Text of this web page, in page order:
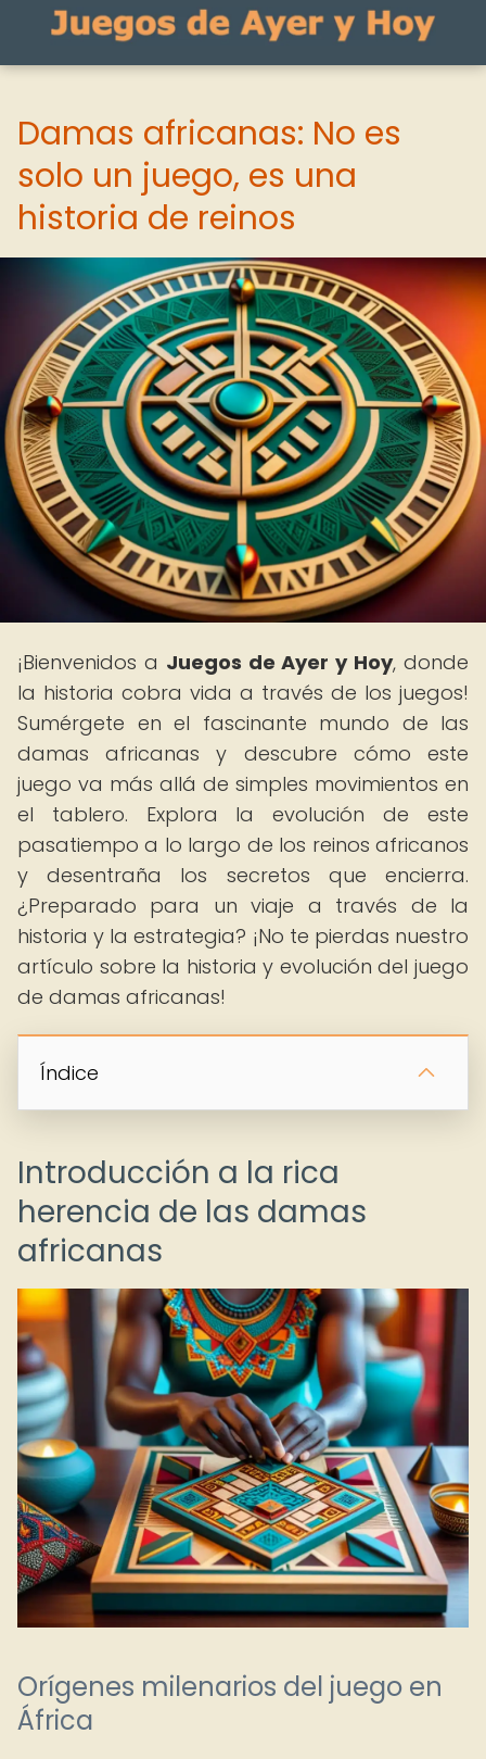
Damas africanas: No es
solo un juego, es una
historia de reinos
¡Bienvenidos a Juegos de Ayer y Hoy, donde
la historia cobra vida a través de los juegos!
Sumérgete en el fascinante mundo de las
damas africanas y descubre cómo este
juego va más allá de simples movimientos en
el tablero. Explora la evolución de este
pasatiempo a lo largo de los reinos africanos
y desentraña los secretos que encierra.
¿Preparado para un viaje a través de la
historia y la estrategia? ¡No te pierdas nuestro
artículo sobre la historia y evolución del juego
de damas africanas!
Índice
Introducción a la rica
herencia de las damas
africanas
Orígenes milenarios del juego en
África